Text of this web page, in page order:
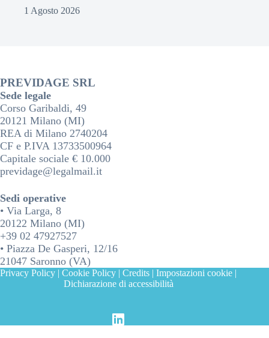
1 Agosto 2026
PREVIDAGE SRL
Sede legale
Corso Garibaldi, 49
20121 Milano (MI)
REA di Milano 2740204
CF e P.IVA 13733500964
Capitale sociale € 10.000
previdage@legalmail.it
Sedi operative
• Via Larga, 8
20122 Milano (MI)
+39 02 47927527
• Piazza De Gasperi, 12/16
21047 Saronno (VA)
Privacy Policy |Cookie Policy |Credits |Impostazioni cookie |
Dichiarazione di accessibilità